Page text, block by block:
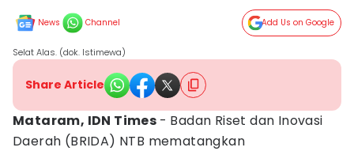
News Channel Add Us on Google
Selat Alas. (dok. Istimewa)
Share Article
Mataram, IDN Times - Badan Riset dan Inovasi
Daerah (BRIDA) NTB mematangkan